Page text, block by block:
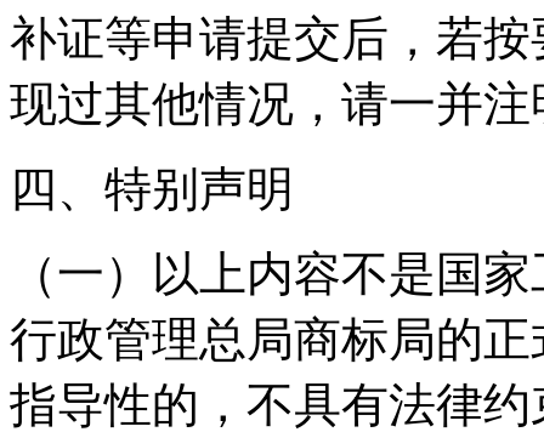
补证等申请提交后，若
现过其他情况，请一并
四、特别声明
（一）以上内容不是国
行政管理总局商标局的
指导性的，不具有法律约